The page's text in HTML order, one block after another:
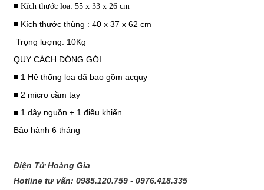
■ Kích thước loa: 55 x 33 x 26 cm
■ Kích thước thùng : 40 x 37 x 62 cm
Trọng lượng: 10Kg
QUY CÁCH ĐÓNG GÓI
■ 1 Hệ thống loa đã bao gồm acquy
■ 2 micro cầm tay
■ 1 dây nguồn + 1 điều khiển.
Bảo hành 6 tháng
Điện Tử Hoàng Gia
Hotline tư vấn: 0985.120.759 - 0976.418.335